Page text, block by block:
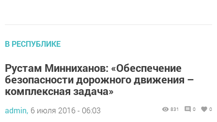
В РЕСПУБЛИКЕ
Рустам Минниханов: «Обеспечение
безопасности дорожного движения –
комплексная задача»
admin, 6 июля 2016 - 06:03 831 0 0